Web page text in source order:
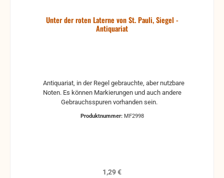
Unter der roten Laterne von St. Pauli, Siegel -
Antiquariat
Noten. Es können Markierungen und auch andere
Produktnummer: MF2998
Regulärer Preis:
1,29 €